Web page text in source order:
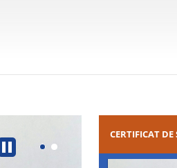
CERTIFICAT